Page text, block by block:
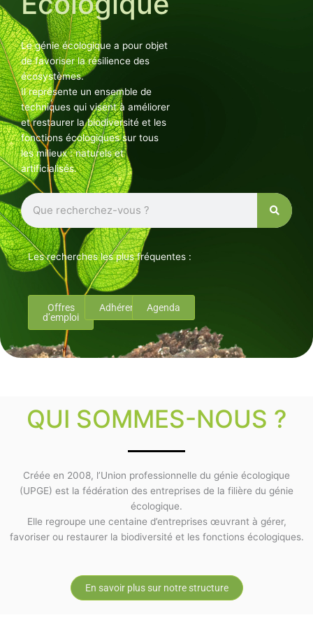
Le génie écologique a pour objet
de favoriser la résilience des
écosystèmes.
Il représente un ensemble de
techniques qui visent à améliorer
et restaurer la biodiversité et les
fonctions écologiques sur tous
les milieux : naturels et
artificialisés.
Rechercher
Les recherches les plus fréquentes :
Offres
d’emploi
Adhérents Agenda
QUI SOMMES-NOUS ?
Créée en 2008, l’Union professionnelle du génie écologique
(UPGE) est la fédération des entreprises de la filière du génie
écologique.
Elle regroupe une centaine d’entreprises œuvrant à gérer,
favoriser ou restaurer la biodiversité et les fonctions écologiques.
En savoir plus sur notre structure